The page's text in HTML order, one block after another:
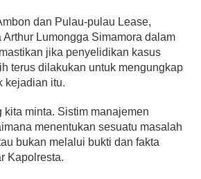
dan Pulau-pulau Lease,
Arthur Lumongga Simamora dalam
jika penyelidikan kasus
terus dilakukan untuk mengungkap
kejadian itu.
kita minta. Sistim manajemen
menentukan sesuatu masalah
bukan melalui bukti dan fakta
Kapolresta.